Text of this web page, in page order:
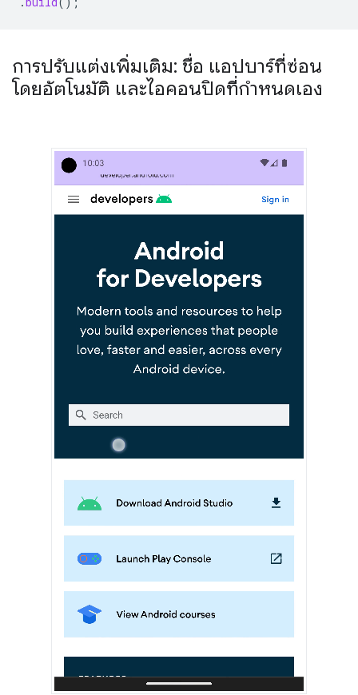
การปรับแต่งเพิ่มเติม: ชื่อ แอปบาร์ที่ซ่อน
โดยอัตโนมัติ และไอคอนปิดที่กำหนดเอง